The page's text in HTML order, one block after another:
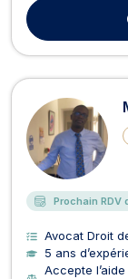
accompagne
de PACS, qui
Prochain RDV
Avocat Droit
5 ans
Accepte